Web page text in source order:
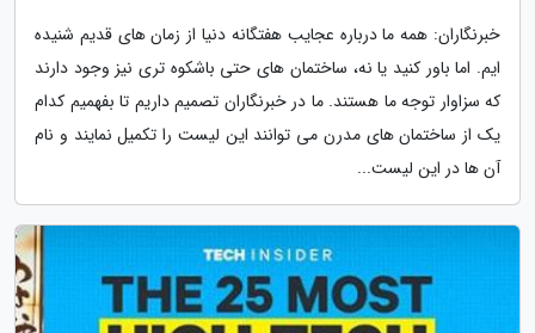
خبرنگاران: همه ما درباره عجایب هفتگانه دنیا از زمان های قدیم شنیده
ایم. اما باور کنید یا نه، ساختمان های حتی باشکوه تری نیز وجود دارند
که سزاوار توجه ما هستند. ما در خبرنگاران تصمیم داریم تا بفهمیم کدام
یک از ساختمان های مدرن می توانند این لیست را تکمیل نمایند و نام
آن ها در این لیست...